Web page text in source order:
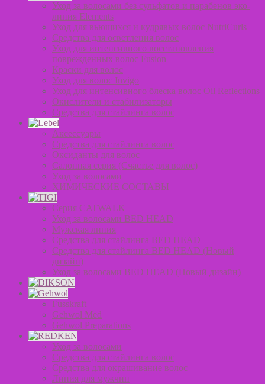
Уход за волосами без сульфатов и парабенов эко-
линия Elements
Уход для вьющихся и кудрявых волос NutriCurls
Средства для осветления волос
Уход для интенсивного восстановления
поврежденных волос Fusion
Краски для волос
Уход для волос Invigo
Уход для интенсивного блеска волос Oil Reflections
Окислители и стабилизаторы
Средства для стайлинга волос
Аксессуары
Средства для стайлинга волос
Оксиданты для волос
Салонная серия (Счастье для волос)
Уход за волосами
ХИМИЧЕСКИЕ СОСТАВЫ
Серия CATWALK
Уход за волосами BED HEAD
Мужская линия
Средства для стайлинга BED HEAD
Средства для стайлинга BED HEAD (Новый
дизайн)
Уход за волосами BED HEAD (Новый дизайн)
Fusskraft
Gehwol Med
Gehwol Preparations
Уход за волосами
Средства для стайлинга волос
Средства для окрашивание волос
Линия для мужчин